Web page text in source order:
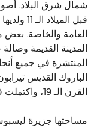
شمال شرق البلاد. أصول
قبل
العامة والخاصة.
المدينة القديمة
المنتشرة في جميع
القرن الـ 19، واكتملت في عام 1935.